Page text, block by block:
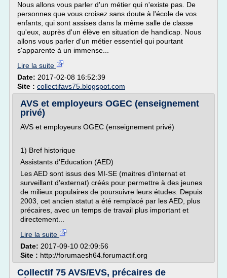
Nous allons vous parler d'un métier qui n'existe pas. De
personnes que vous croisez sans doute à l'école de vos
enfants, qui sont assises dans la même salle de classe
qu'eux, auprès d'un élève en situation de handicap. Nous
allons vous parler d'un métier essentiel qui pourtant
s'apparente à un immense...
Lire la suite
Date: 2017-02-08 16:52:39
Site : collectifavs75.blogspot.com
AVS et employeurs OGEC (enseignement
privé)
AVS et employeurs OGEC (enseignement privé)
1) Bref historique
Assistants d'Education (AED)
Les AED sont issus des MI-SE (maitres d'internat et
surveillant d'externat) créés pour permettre à des jeunes
de milieux populaires de poursuivre leurs études. Depuis
2003, cet ancien statut a été remplacé par les AED, plus
précaires, avec un temps de travail plus important et
directement...
Lire la suite
Date: 2017-09-10 02:09:56
Site : http://forumaesh64.forumactif.org
Collectif 75 AVS/EVS, précaires de